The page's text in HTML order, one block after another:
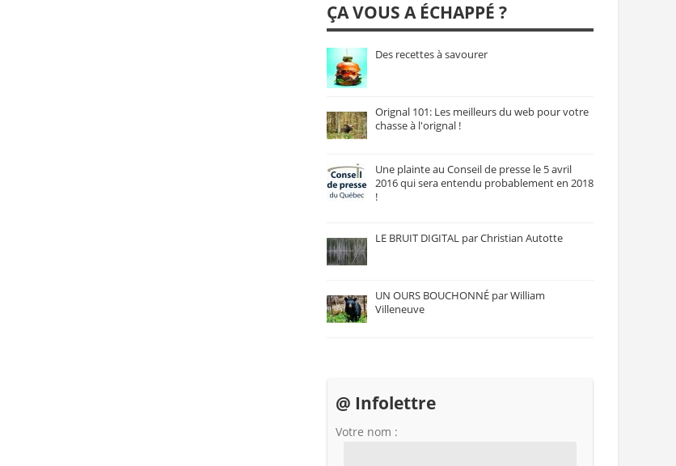
ÇA VOUS A ÉCHAPPÉ ?
Des recettes à savourer
Orignal 101: Les meilleurs du web pour votre
chasse à l'orignal !
Une plainte au Conseil de presse le 5 avril
2016 qui sera entendu probablement en 2018
!
LE BRUIT DIGITAL par Christian Autotte
UN OURS BOUCHONNÉ par William
Villeneuve
@ Infolettre
Votre nom :